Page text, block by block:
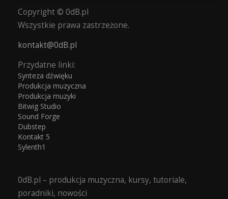
Copyright © 0dB.pl
Wszystkie prawa zastrzeżone.
kontakt@0dB.pl
Przydatne linki:
Synteza dźwięku
Produkcja muzyczna
Produkcja muzyki
Bitwig Studio
Sound Forge
Dubstep
Kontakt 5
Sylenth1
0dB.pl – produkcja muzyczna, kursy, tutoriale,
poradniki, nowości